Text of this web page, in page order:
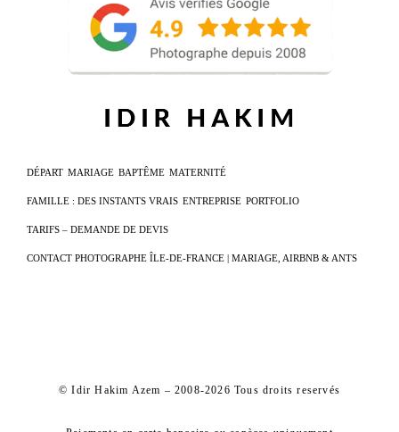
DÉPART MARIAGE BAPTÊME MATERNITÉ
FAMILLE : DES INSTANTS VRAIS ENTREPRISE PORTFOLIO
TARIFS – DEMANDE DE DEVIS
CONTACT PHOTOGRAPHE ÎLE-DE-FRANCE | MARIAGE, AIRBNB & ANTS
© Idir Hakim Azem – 2008-2026 Tous droits reservés